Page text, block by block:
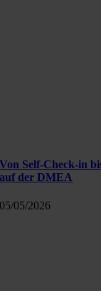
Von Self-Check-in
auf der DMEA
05/05/2026